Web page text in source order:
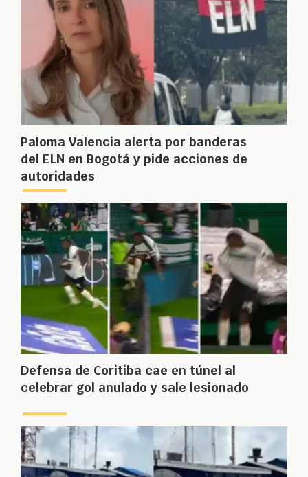
Paloma Valencia alerta por banderas
del ELN en Bogotá y pide acciones de
autoridades
Defensa de Coritiba cae en túnel al
celebrar gol anulado y sale lesionado